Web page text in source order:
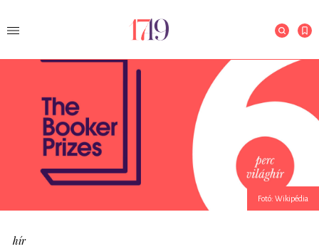
Fotó: Wikipédia
hír